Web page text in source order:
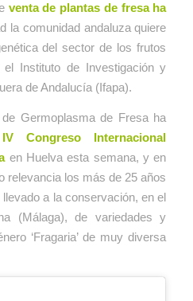
venta de plantas de fresa ha
la comunidad andaluza quiere
del sector de los frutos
Instituto de Investigación y
de Andalucía (Ifapa).
Germoplasma de Fresa ha
IV Congreso Internacional
en Huelva esta semana, y en
relevancia los más de 25 años
a la conservación, en el
(Málaga), de variedades y
‘Fragaria’ de muy diversa